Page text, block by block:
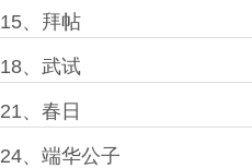
15、拜帖
18、武试
21、春日
24、端华公子